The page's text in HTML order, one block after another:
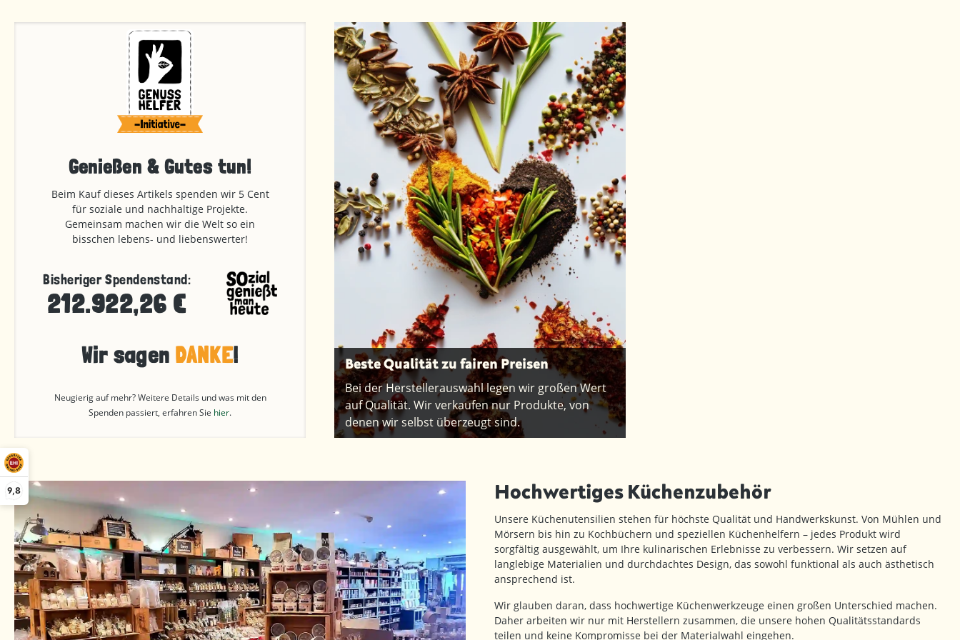
9,8
Genießen & Gutes tun!
Beim Kauf dieses Artikels spenden wir 5 Cent
für soziale und nachhaltige Projekte.
Gemeinsam machen wir die Welt so ein
bisschen lebens- und liebenswerter!
Bisheriger Spendenstand:
212.922,26 €
Wir sagen DANKE!
Neugierig auf mehr? Weitere Details und was mit den
Spenden passiert, erfahren Sie hier.
Beste Qualität zu fairen Preisen
Bei der Herstellerauswahl legen wir großen Wert
auf Qualität. Wir verkaufen nur Produkte, von
denen wir selbst überzeugt sind.
Hochwertiges Küchenzubehör
Unsere Küchenutensilien stehen für höchste Qualität und Handwerkskunst. Von Mühlen und
Mörsern bis hin zu Kochbüchern und speziellen Küchenhelfern – jedes Produkt wird
sorgfältig ausgewählt, um Ihre kulinarischen Erlebnisse zu verbessern. Wir setzen auf
langlebige Materialien und durchdachtes Design, das sowohl funktional als auch ästhetisch
ansprechend ist.
Wir glauben daran, dass hochwertige Küchenwerkzeuge einen großen Unterschied machen.
Daher arbeiten wir nur mit Herstellern zusammen, die unsere hohen Qualitätsstandards
teilen und keine Kompromisse bei der Materialwahl eingehen.